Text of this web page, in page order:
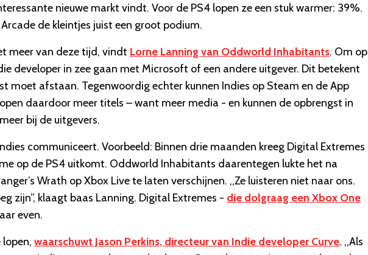
nieuwe markt vindt. Voor de PS4 lopen ze een stuk warmer: 39%.
de kleintjes juist een groot podium.
meer van deze tijd, vindt Lorne Lanning van Oddworld Inhabitants. Om op
developer in zee gaan met Microsoft of een andere uitgever. Dit betekent
moet afstaan. Tegenwoordig echter kunnen Indies op Steam en de App
daardoor meer titels – want meer media - en kunnen de opbrengst in
bij de uitgevers.
communiceert. Voorbeeld: Binnen drie maanden kreeg Digital Extremes
op de PS4 uitkomt. Oddworld Inhabitants daarentegen lukte het na
Wrath op Xbox Live te laten verschijnen. ,,Ze luisteren niet naar ons.
zijn”, klaagt baas Lanning. Digital Extremes - die dolgraag een Xbox One
even.
waarschuwt Jason Perkins, directeur van Indie developer Curve. ,,Als